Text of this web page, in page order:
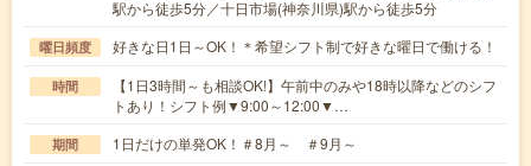
駅から徒歩5分／十日市場(神奈川県)駅から徒歩5分
曜日頻度 好きな日1日～OK！＊希望シフト制で好きな曜日で働ける！
時間
【1日3時間～も相談OK!】午前中のみや18時以降などのシフ
トあり！シフト例▼9:00～12:00▼…
期間 1日だけの単発OK！＃8月～ ＃9月～